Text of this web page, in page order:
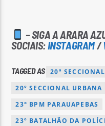
– SIGA A ARARA
SOCIAIS: INSTAGRAM/
TAGGED AS 20ª
20º SECCIONAL
23° BPM PARAUAPEBAS
23º BATALHÃO DA